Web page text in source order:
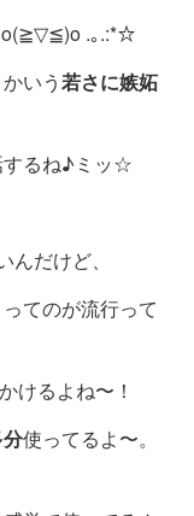
o(≧▽≦)o .｡.:*☆
いう若さに嫉妬
するね♪ミッ☆
だけど、
ってのが流行って
けるよね〜！
使ってるよ〜。